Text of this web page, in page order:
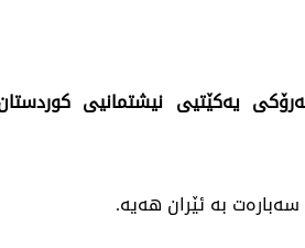
یه‌كێتیی نیشتمانیی
سه‌باره‌ت به‌ ئێران هه‌یه‌.